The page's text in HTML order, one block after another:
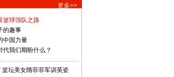
更多>>
篮球强队之路
的趣事
中国力量
代我们期盼什么？
篮坛美女隋菲菲军训英姿